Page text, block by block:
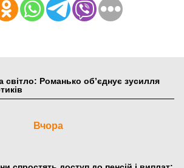
світло: Романько об’єднує зусилля
Вчора